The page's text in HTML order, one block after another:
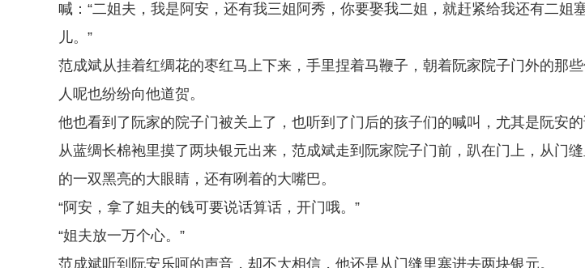
喊：“二姐夫，我是阿安，还有我三姐阿秀，你要娶我二姐，就赶紧给我还有二姐
儿。”
范成斌从挂着红绸花的枣红马上下来，手里捏着马鞭子，朝着阮家院子门外的那
人呢也纷纷向他道贺。
他也看到了阮家的院子门被关上了，也听到了门后的孩子们的喊叫，尤其是阮安的
从蓝绸长棉袍里摸了两块银元出来，范成斌走到阮家院子门前，趴在门上，从门
的一双黑亮的大眼睛，还有咧着的大嘴巴。
“阿安，拿了姐夫的钱可要说话算话，开门哦。”
“姐夫放一万个心。”
范成斌听到阮安乐呵的声音，却不大相信，他还是从门缝里塞进去两块银元。